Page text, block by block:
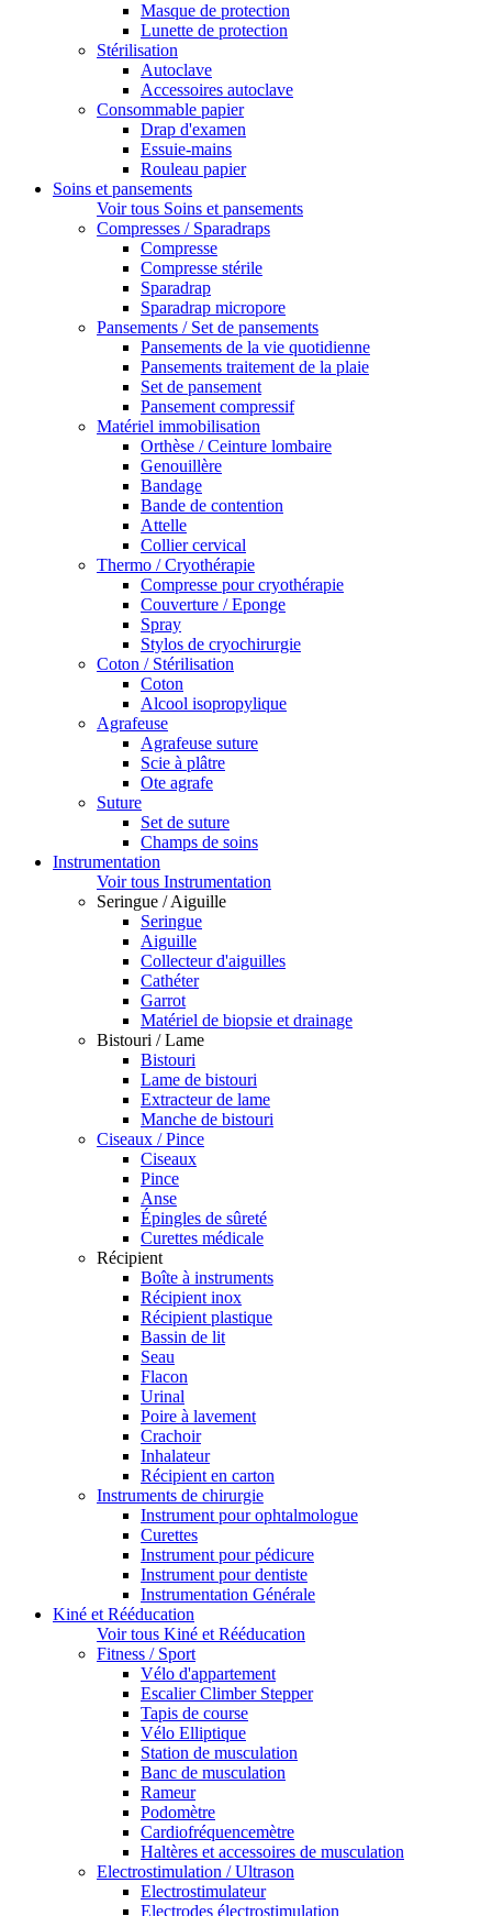
Masque de protection
Lunette de protection
Stérilisation
Autoclave
Accessoires autoclave
Consommable papier
Drap d'examen
Essuie-mains
Rouleau papier
Soins et pansements
Voir tous Soins et pansements
Compresses / Sparadraps
Compresse
Compresse stérile
Sparadrap
Sparadrap micropore
Pansements / Set de pansements
Pansements de la vie quotidienne
Pansements traitement de la plaie
Set de pansement
Pansement compressif
Matériel immobilisation
Orthèse / Ceinture lombaire
Genouillère
Bandage
Bande de contention
Attelle
Collier cervical
Thermo / Cryothérapie
Compresse pour cryothérapie
Couverture / Eponge
Spray
Stylos de cryochirurgie
Coton / Stérilisation
Coton
Alcool isopropylique
Agrafeuse
Agrafeuse suture
Scie à plâtre
Ote agrafe
Suture
Set de suture
Champs de soins
Instrumentation
Voir tous Instrumentation
Seringue / Aiguille
Seringue
Aiguille
Collecteur d'aiguilles
Cathéter
Garrot
Matériel de biopsie et drainage
Bistouri / Lame
Bistouri
Lame de bistouri
Extracteur de lame
Manche de bistouri
Ciseaux / Pince
Ciseaux
Pince
Anse
Épingles de sûreté
Curettes médicale
Récipient
Boîte à instruments
Récipient inox
Récipient plastique
Bassin de lit
Seau
Flacon
Urinal
Poire à lavement
Crachoir
Inhalateur
Récipient en carton
Instruments de chirurgie
Instrument pour ophtalmologue
Curettes
Instrument pour pédicure
Instrument pour dentiste
Instrumentation Générale
Kiné et Rééducation
Voir tous Kiné et Rééducation
Fitness / Sport
Vélo d'appartement
Escalier Climber Stepper
Tapis de course
Vélo Elliptique
Station de musculation
Banc de musculation
Rameur
Podomètre
Cardiofréquencemètre
Haltères et accessoires de musculation
Electrostimulation / Ultrason
Electrostimulateur
Electrodes électrostimulation